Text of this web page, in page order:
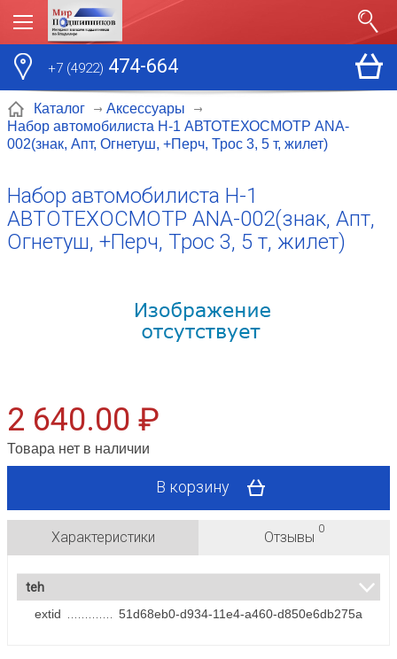
+7 (4922) 474-664
Каталог
Аксессуары
Набор автомобилиста Н-1 АВТОТЕХОСМОТР ANA-
002(знак, Апт, Огнетуш, +Перч, Трос 3, 5 т, жилет)
Набор автомобилиста Н-1
АВТОТЕХОСМОТР ANA-002(знак, Апт,
Огнетуш, +Перч, Трос 3, 5 т, жилет)
2 640.00 ₽
Товара нет в наличии
В корзину
Характеристики Отзывы
0
teh
extid
51d68eb0-d934-11e4-a460-d850e6db275a